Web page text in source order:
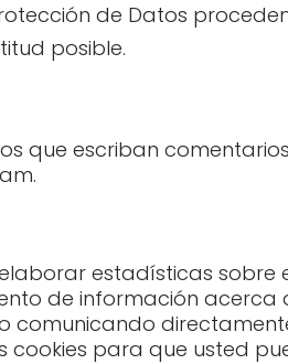
de Datos
posible.
que escriban
estadísticas sobre
de información acerca
comunicando
cookies para que usted